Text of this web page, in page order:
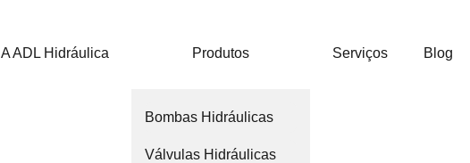
A ADL Hidráulica Produtos
Bombas Hidráulicas
Válvulas Hidráulicas
Serviços Blog